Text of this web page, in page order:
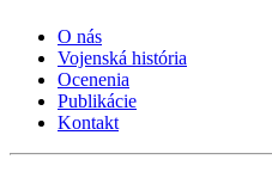
O nás
Vojenská história
Ocenenia
Publikácie
Kontakt